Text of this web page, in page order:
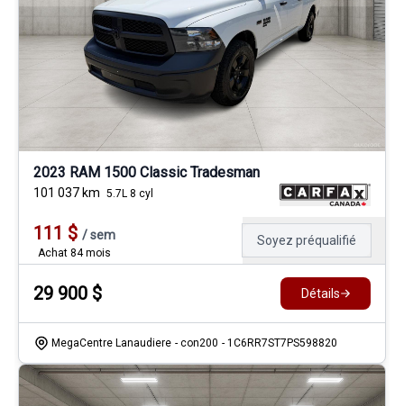
2023 RAM 1500 Classic Tradesman
101 037km 5.7L 8 cyl
111 $ /sem
Achat 84 mois
Soyez préqualifié
29 900 $ Détails
MegaCentre Lanaudiere - con200 - 1C6RR7ST7PS598820